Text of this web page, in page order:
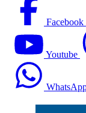
Facebook
Youtube